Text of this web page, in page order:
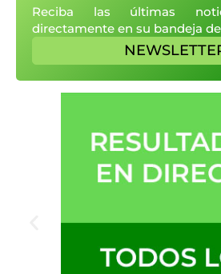
Reciba las últimas
directamente en su bandeja